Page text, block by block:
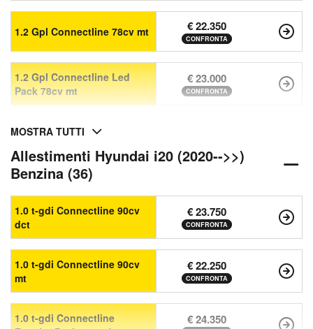
1.2 Gpl Connectline 78cv mt € 22.350
CONFRONTA
1.2 Gpl Connectline Led
Pack 78cv mt
€ 23.000
CONFRONTA
MOSTRA TUTTI
Allestimenti Hyundai i20 (2020-->>)
Benzina (36)
1.0 t-gdi Connectline 90cv
dct
€ 23.750
CONFRONTA
1.0 t-gdi Connectline 90cv
mt
€ 22.250
CONFRONTA
1.0 t-gdi Connectline
€ 24.350